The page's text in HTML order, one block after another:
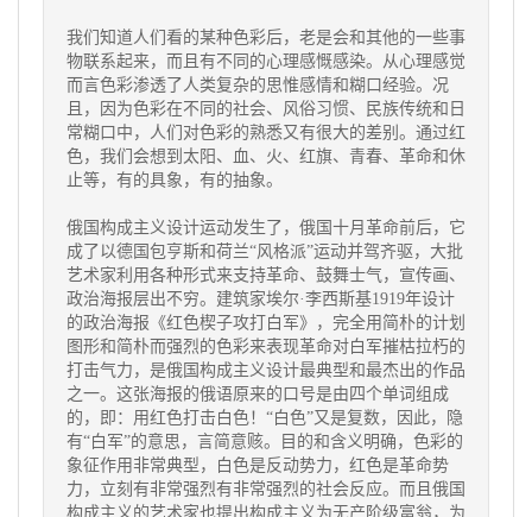
我们知道人们看的某种色彩后，老是会和其他的一些事
物联系起来，而且有不同的心理感慨感染。从心理感觉
而言色彩渗透了人类复杂的思惟感情和糊口经验。况
且，因为色彩在不同的社会、风俗习惯、民族传统和日
常糊口中，人们对色彩的熟悉又有很大的差别。通过红
色，我们会想到太阳、血、火、红旗、青春、革命和休
止等，有的具象，有的抽象。
俄国构成主义设计运动发生了，俄国十月革命前后，它
成了以德国包亨斯和荷兰“风格派”运动并驾齐驱，大批
艺术家利用各种形式来支持革命、鼓舞士气，宣传画、
政治海报层出不穷。建筑家埃尔·李西斯基1919年设计
的政治海报《红色楔子攻打白军》，完全用简朴的计划
图形和简朴而强烈的色彩来表现革命对白军摧枯拉朽的
打击气力，是俄国构成主义设计最典型和最杰出的作品
之一。这张海报的俄语原来的口号是由四个单词组成
的，即：用红色打击白色！“白色”又是复数，因此，隐
有“白军”的意思，言简意赅。目的和含义明确，色彩的
象征作用非常典型，白色是反动势力，红色是革命势
力，立刻有非常强烈有非常强烈的社会反应。而且俄国
构成主义的艺术家也提出构成主义为无产阶级富翁，为